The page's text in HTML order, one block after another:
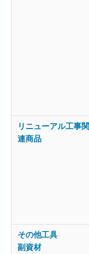
リニューアル工事関
連商品
その他工具
副資材